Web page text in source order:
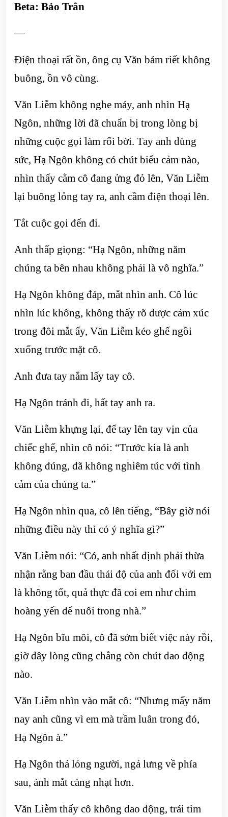
Beta: Bảo Trân
—
Điện thoại rất ồn, ông cụ Văn bám riết không
buông, ồn vô cùng.
Văn Liễm không nghe máy, anh nhìn Hạ
Ngôn, những lời đã chuẩn bị trong lòng bị
những cuộc gọi làm rối bời. Tay anh dùng
sức, Hạ Ngôn không có chút biểu cảm nào,
nhìn thấy cằm cô đang ửng đỏ lên, Văn Liễm
lại buông lỏng tay ra, anh cầm điện thoại lên.
Tắt cuộc gọi đến đi.
Anh thấp giọng: “Hạ Ngôn, những năm
chúng ta bên nhau không phải là vô nghĩa.”
Hạ Ngôn không đáp, mắt nhìn anh. Cô lúc
nhìn lúc không, không thấy rõ được cảm xúc
trong đôi mắt ấy, Văn Liễm kéo ghế ngồi
xuống trước mặt cô.
Anh đưa tay nắm lấy tay cô.
Hạ Ngôn tránh đi, hất tay anh ra.
Văn Liễm khựng lại, để tay lên tay vịn của
chiếc ghế, nhìn cô nói: “Trước kia là anh
không đúng, đã không nghiêm túc với tình
cảm của chúng ta.”
Hạ Ngôn nhìn qua, cô lên tiếng, “Bây giờ nói
những điều này thì có ý nghĩa gì?”
Văn Liễm nói: “Có, anh nhất định phải thừa
nhận rằng ban đầu thái độ của anh đối với em
là không tốt, quả thực đã coi em như chim
hoàng yến để nuôi trong nhà.”
Hạ Ngôn bĩu môi, cô đã sớm biết việc này rồi,
giờ đây lòng cũng chẳng còn chút dao động
nào.
Văn Liễm nhìn vào mắt cô: “Nhưng mấy năm
nay anh cũng vì em mà trầm luân trong đó,
Hạ Ngôn à.”
Hạ Ngôn thả lỏng người, ngả lưng về phía
sau, ánh mắt càng nhạt hơn.
Văn Liễm thấy cô không dao động, trái tim